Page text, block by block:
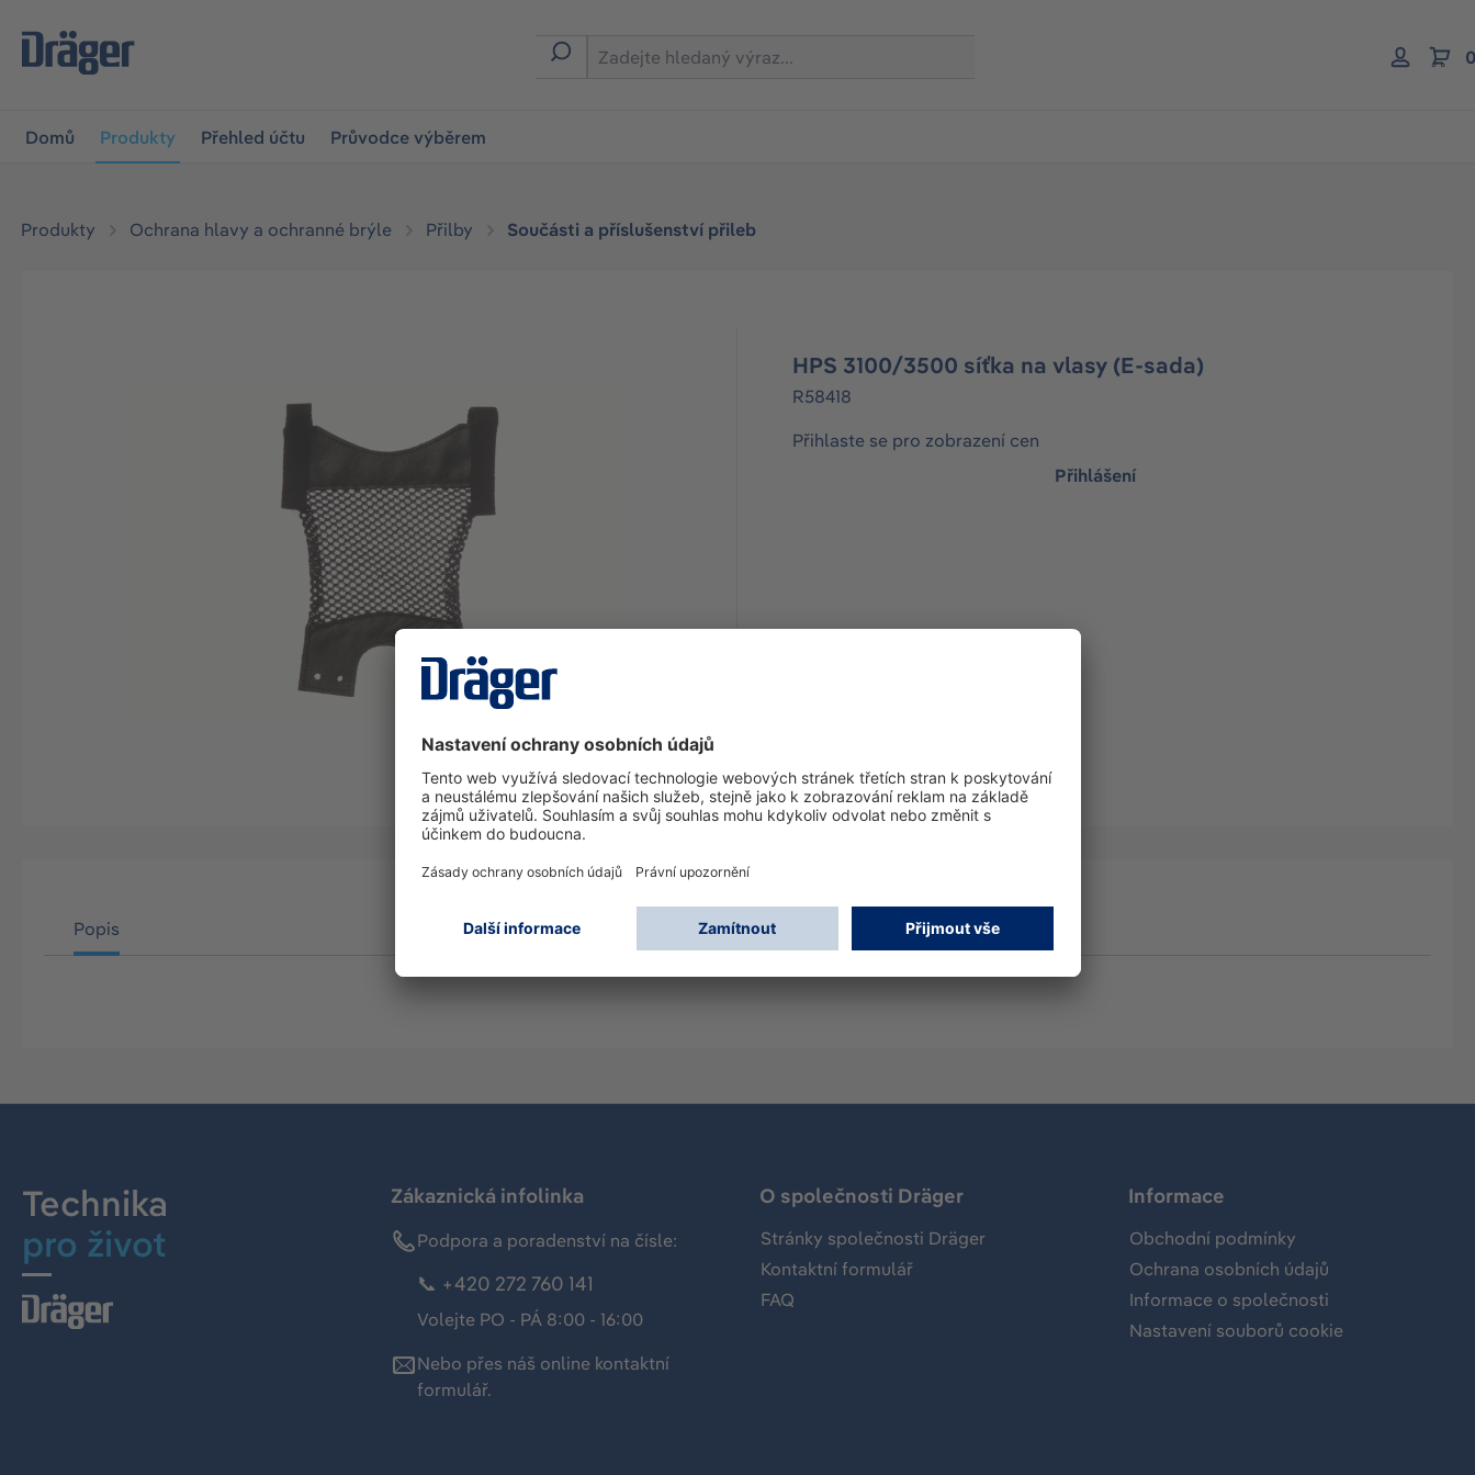
na hlavní navigaci
Domů Produkty Přehled účtu Průvodce výběrem
Produkty Ochrana hlavy a ochranné brýle Přilby Součásti a příslušenství přileb
HPS 3100/3500 síťka na vlasy (E-sada)
R58418
Přihlaste se pro zobrazení cen
Přihlášení
Popis
Technika
pro život
Zákaznická infolinka
Podpora a poradenství na čísle:
📞 +420 272 760 141
Volejte PO - PÁ 8:00 - 16:00
Nebo přes náš online kontaktní
formulář.
O společnosti Dräger
Stránky společnosti Dräger
Kontaktní formulář
FAQ
Informace
Obchodní podmínky
Ochrana osobních údajů
Informace o společnosti
Nastavení souborů cookie